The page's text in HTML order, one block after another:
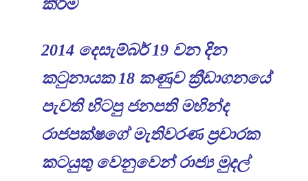
කිරීම
2014 දෙසැම්බර්19 වන දින
කටුනායක18 කණුව ක්‍රීඩාගනයේ
පැවති හිටපු ජනපති මහින්ද
රාජපක්ෂ⁣ගේ මැතිවරණ ප්‍රචාරක
කටයුතු වෙනුවෙන් රාජ්‍ය මුදල්